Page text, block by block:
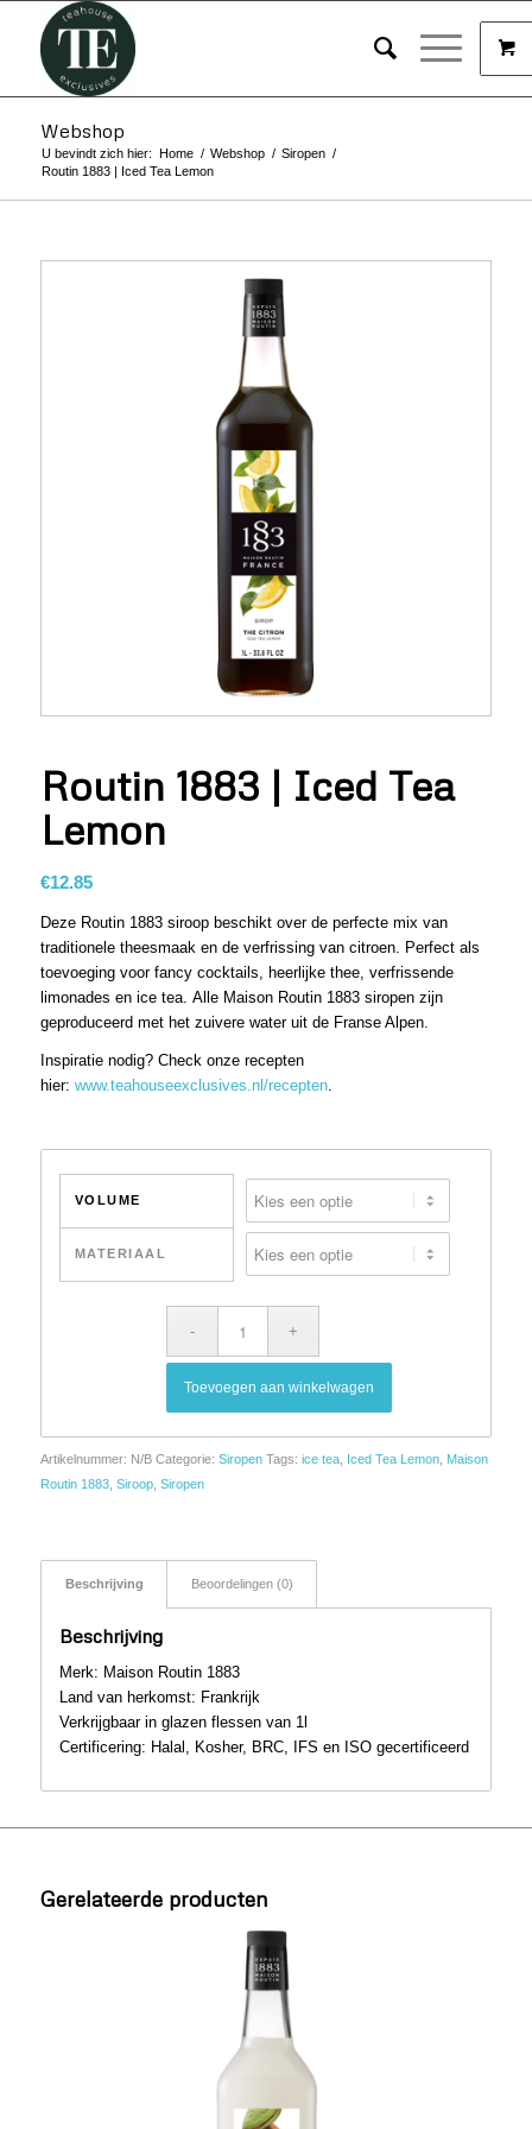
Webshop
U bevindt zich hier: Home / Webshop / Siropen /
Routin 1883 | Iced Tea Lemon
Routin 1883 | Iced Tea
Lemon
€12.85
Deze Routin 1883 siroop beschikt over de perfecte mix van
traditionele theesmaak en de verfrissing van citroen. Perfect als
toevoeging voor fancy cocktails, heerlijke thee, verfrissende
limonades en ice tea. Alle Maison Routin 1883 siropen zijn
geproduceerd met het zuivere water uit de Franse Alpen.
Inspiratie nodig? Check onze recepten
hier: www.teahouseexclusives.nl/recepten.
VOLUME
MATERIAAL
Toevoegen aan winkelwagen
Artikelnummer: N/B Categorie: Siropen Tags: ice tea, Iced Tea Lemon, Maison
Routin 1883, Siroop, Siropen
Beschrijving Beoordelingen (0)
Beschrijving
Merk: Maison Routin 1883
Land van herkomst: Frankrijk
Verkrijgbaar in glazen flessen van 1l
Certificering: Halal, Kosher, BRC, IFS en ISO gecertificeerd
Gerelateerde producten